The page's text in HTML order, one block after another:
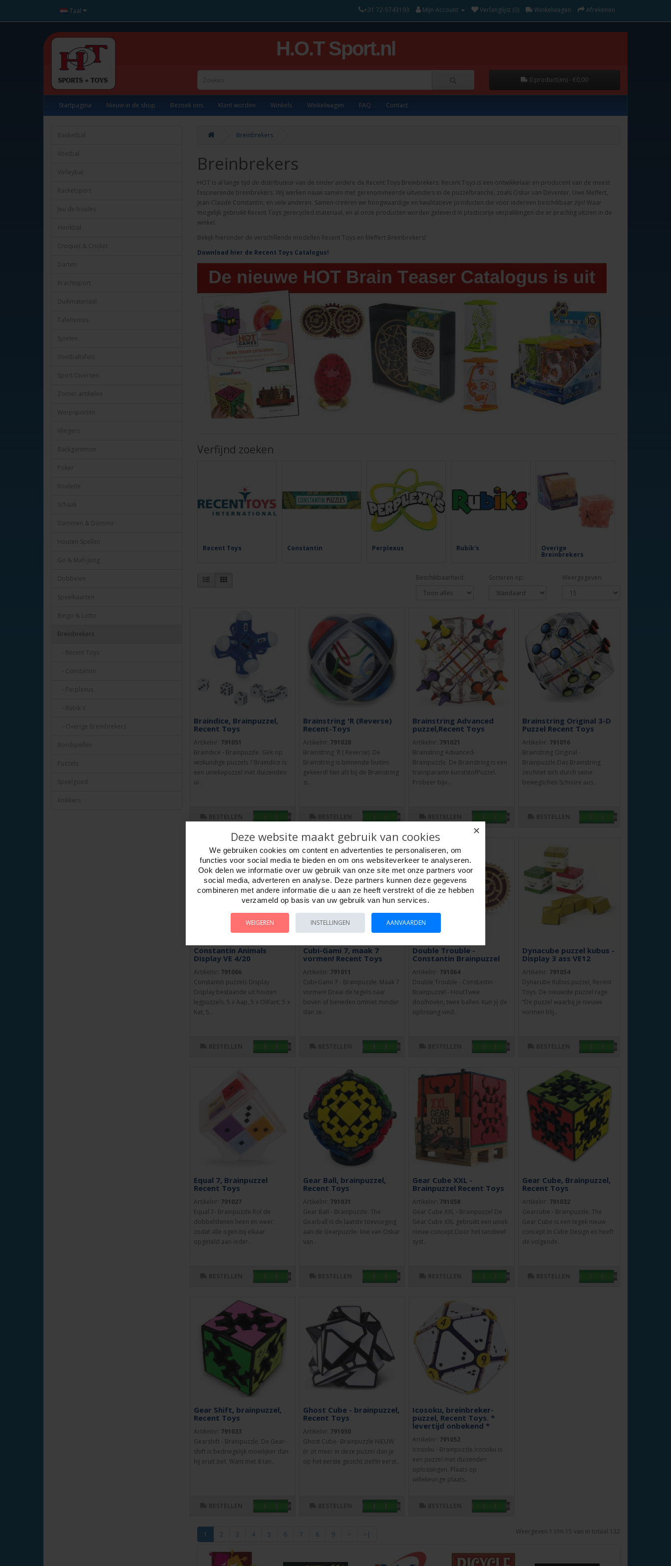
Taal +31 72-5743193 Mijn Account Verlanglijst (0) Winkelwagen Afrekenen
H.O.T Sport.nl
0 product(en) - €0,00
Startpagina Nieuw in de shop Bezoek ons Klant worden Winkels Winkelwagen FAQ Contact
Basketbal
Voetbal
Volleybal
Racketsport
Jeu de boules
Honkbal
Croquet & Cricket
Darten
Krachtsport
Duikmateriaal
Tafeltennis
Sjoelen
Voetbaltafels
Sport Diversen
Zomer artikelen
Werpsporten
Vliegers
Backgammon
Poker
Roulette
Schaak
Dammen & Domino
Houten Spellen
Go & Mah-Jong
Dobbelen
Speelkaarten
Bingo & Lotto
Breinbrekers
- Recent Toys
- Constantin
- Perplexus
- Rubik's
- Overige Breinbrekers
Bordspellen
Puzzels
Speelgoed
Knikkers
Breinbrekers
Breinbrekers
HOT is al lange tijd de distributeur van de onder andere de Recent Toys Breinbrekers. Recent Toys is een ontwikkelaar en producent van de meest
fascinerende breinbrekers. Wij werken nauw samen met gerenommeerde uitvinders in de puzzelbranche, zoals Oskar van Deventer, Uwe Meffert,
Jean-Claude Constantin, en vele anderen. Samen creëren we hoogwaardige en kwalitatieve producten die voor iedereen beschikbaar zijn! Waar
mogelijk gebruikt Recent Toys gerecycled materiaal, en al onze producten worden geleverd in plasticvrije verpakkingen die er prachtig uitzien in de
winkel.
Bekijk hieronder de verschillende modellen Recent Toys en Meffert Breinbrekers!
Download hier de Recent Toys Catalogus!
Verfijnd zoeken
Recent Toys Constantin Perplexus Rubik's Overige
Breinbrekers
Beschikbaarheid: Sorteren op: Weergegeven:
Braindice, Brainpuzzel,
Recent Toys
Artikelnr: 791051
Braindice - Brainpuzzle. Gek op
wiskundige puzzels ? Braindice is
een uniekepuzzel met duizenden
ui..
Brainstring 'R (Reverse)
Recent-Toys
Artikelnr: 791028
Brainstring 'R ( Reverse). De
Brainstring is binnenste buiten
gekeerd! Net als bij de Brainstring
zi..
Brainstring Advanced
puzzel,Recent Toys
Artikelnr: 791021
Brainstring Advanced-
Brainpuzzle. De Brainstring is een
transparante kunststofPuzzel.
Probeer bijv..
Brainstring Original 3-D
Puzzel Recent Toys
Artikelnr: 791016
Brainstring Original -
Brainpuzzle.Das Brainstring
zeichnet sich durch seine
beweglichen Schnüre aus..
Constantin Animals
Display VE 4/20
Artikelnr: 791066
Constantin puzzels Display
Display bestaande uit houten
legpuzzels. 5 x Aap, 5 x Olifant, 5 x
Kat, 5..
Cubi-Gami 7, maak 7
vormen! Recent Toys
Artikelnr: 791011
Cubi-Gami 7 - Brainpuzzle. Maak 7
vormen! Draai de tegels naar
boven of beneden omniet minder
dan ze..
Double Trouble -
Constantin Brainpuzzel
Artikelnr: 791064
Double Trouble - Constantin
Brainpuzzel - HoutTwee
doolhoven, twee ballen. Kun jij de
oplossing vind..
Dynacube puzzel kubus -
Display 3 ass VE12
Artikelnr: 791054
Dynacube Kubus puzzel, Recent
Toys. De nieuwste puzzel rage
“De puzzel waarbij je nieuwe
vormen blij..
Equal 7, Brainpuzzel
Recent Toys
Artikelnr: 791027
Equal 7- Brainpuzzle.Rol de
dobbelstenen heen en weer,
zodat alle ogen bij elkaar
opgeteld aan ieder..
Gear Ball, brainpuzzel,
Recent Toys
Artikelnr: 791031
Gear Ball - Brainpuzzle. The
Gearball is de laatste toevoeging
aan de Gearpuzzle- line van Oskar
van..
Gear Cube XXL -
Brainpuzzel Recent Toys
Artikelnr: 791058
Gear Cube XXL - Brainpuzzel De
Gear Cube XXL gebruikt een uniek
nieuw concept.Door het tandwiel
syst..
Gear Cube, Brainpuzzel,
Recent Toys
Artikelnr: 791032
Gearcube - Brainpuzzle. The
Gear Cube is een tegek nieuw
concept in Cube Design en heeft
de volgende..
Gear Shift, brainpuzzel,
Recent Toys
Artikelnr: 791033
Gearshift - Brainpuzzle. De Gear-
shift is bedriegelijk moeilijker dan
hij eruit ziet. Want met 8 tan..
Ghost Cube - brainpuzzel,
Recent Toys
Artikelnr: 791050
Ghost Cube- Brainpuzzle NIEUW.
Er zit meer in deze puzzel dan je
op het eerste gezicht ziet!In eerst..
Icosoku, breinbreker-
puzzel, Recent Toys. *
levertijd onbekend *
Artikelnr: 791052
Icosoku - Brainpuzzle.Icosoku is
een puzzel met duizenden
oplossingen. Plaats op
willekeurige plaats..
1 2 3 4 5 6 7 8 9 > >| Weergeven 1 t/m 15 van in totaal 132
✕
Deze website maakt gebruik van cookies
We gebruiken cookies om content en advertenties te personaliseren, om
functies voor social media te bieden en om ons websiteverkeer te analyseren.
Ook delen we informatie over uw gebruik van onze site met onze partners voor
social media, adverteren en analyse. Deze partners kunnen deze gegevens
combineren met andere informatie die u aan ze heeft verstrekt of die ze hebben
verzameld op basis van uw gebruik van hun services.
WEIGEREN INSTELLINGEN AANVAARDEN